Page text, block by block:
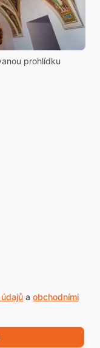
prohlídku
a obchodními